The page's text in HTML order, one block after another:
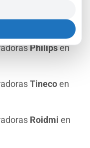
Philipsen
Tinecoen
Roidmi en